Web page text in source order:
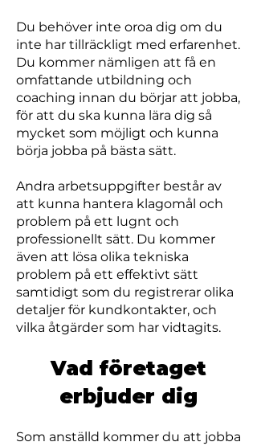
Du behöver inte oroa dig om du
inte har tillräckligt med erfarenhet.
Du kommer nämligen att få en
omfattande utbildning och
coaching innan du börjar att jobba,
för att du ska kunna lära dig så
mycket som möjligt och kunna
börja jobba på bästa sätt.
Andra arbetsuppgifter består av
att kunna hantera klagomål och
problem på ett lugnt och
professionellt sätt. Du kommer
även att lösa olika tekniska
problem på ett effektivt sätt
samtidigt som du registrerar olika
detaljer för kundkontakter, och
vilka åtgärder som har vidtagits.
Vad företaget
erbjuder dig
Som anställd kommer du att jobba